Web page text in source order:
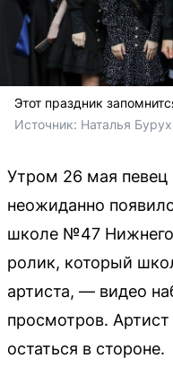
Этот праздник
Источник: Наталья
Утром 26 мая певец
неожиданно
школе №47 Нижнего
ролик, который
артиста, — видео
просмотров.
остаться в стороне.